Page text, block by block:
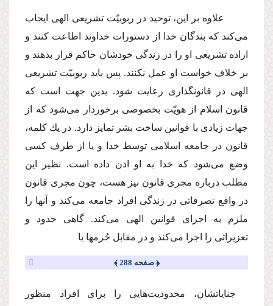
علاوه بر این، توحید در ربوبیّت تشریعى الهى ایجاب
مى‌كند كه بندگان خدا از دستورات خداوند اطاعت كنند و
اراده تشریعى او را در زندگى خودشان حاكم قرار بدهند و
بر خلاف خواست او عمل نكنند. پس باید ربوبیّت تشریعى
الهى در قانونگذارى رعایت شود. بدین جهت است كه
قانون اسلام از هویّت بخصوصى برخوردار مى‌شود كه از
جهات زیادى با قوانین ساخت بشر تمایز دارد. در یك كلمه،
قانون در جامعه اسلامى توسط خدا و یا از طرف كسى
وضع مى‌شود كه خدا به او اذن داده است. نظیر این
مطلب درباره مجرى قانون نیز هست، چون مجرى قانون
در واقع تصرفاتى در زندگى افراد جامعه مى‌كند و آنها را
ملزم به اجراى قوانین الهى مى‌كند. گاهى حدود و
تعزیراتى را اجرا مى‌كند و در مقابل جُرمها یا
﴿ صفحه 288 ﴾
جنایاتشان، محدودیت‌هایى را براى افراد منظور